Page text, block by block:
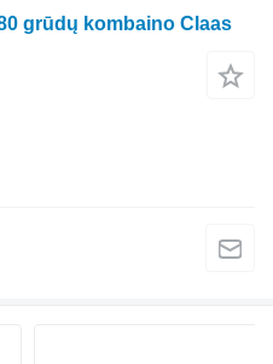
grūdų kombaino Claas